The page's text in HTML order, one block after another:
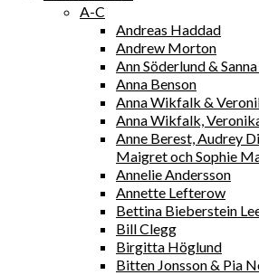
A-C
Andreas Haddad
Andrew Morton
Ann Söderlund &
Anna Benson
Anna Wikfalk &
Anna Wikfalk,
Anne Berest, Audrey
Maigret och Sophie
Annelie Andersson
Annette Lefterow
Bettina Bieberstein
Bill Clegg
Birgitta Höglund
Bitten Jonsson & Pia